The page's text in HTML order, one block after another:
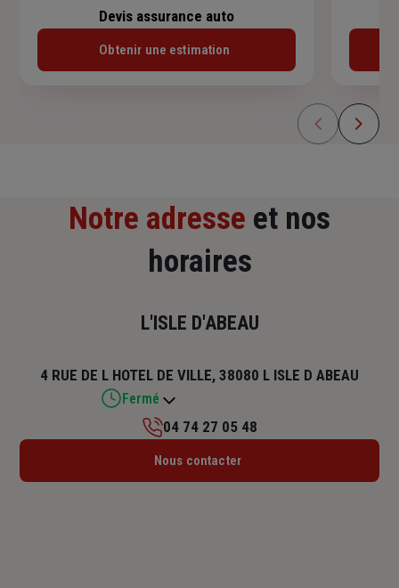
Devis assurance auto
Obtenir une estimation
Notre adresse et nos
horaires
L'ISLE D'ABEAU
4 RUE DE L HOTEL DE VILLE, 38080 L ISLE D ABEAU
Fermé
Lundi : 14h30 – 18h
04 74 27 05 48
Nous contacter